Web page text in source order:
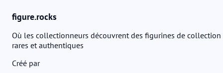
fait ce pour quoi le système amiibo a été conçu.
figure.rocks
Où les collectionneurs découvrent des figurines de collection
rares et authentiques
Créé par